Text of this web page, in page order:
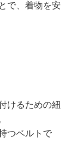
で、着物を安
けるための紐
つベルトで